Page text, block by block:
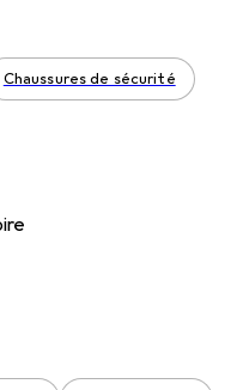
Chaussures de sécurité